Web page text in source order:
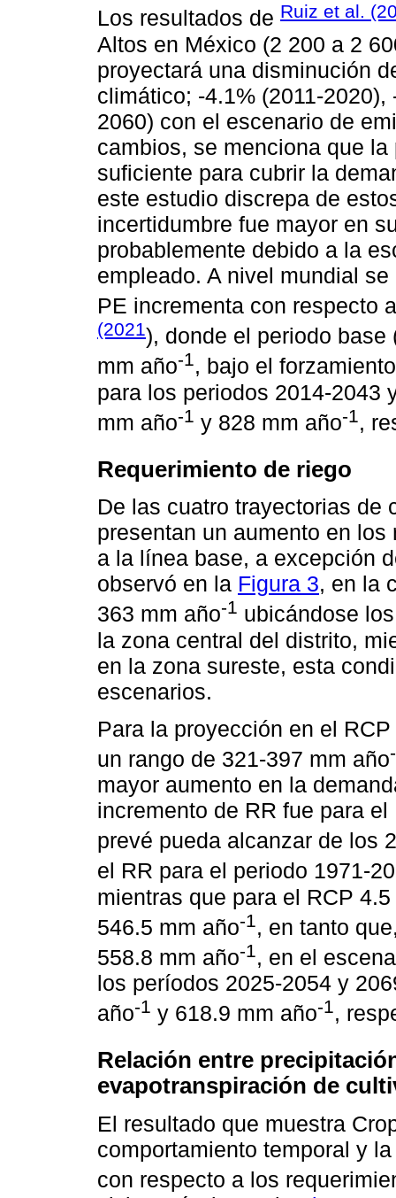
Los resultados de Ruiz et al.
Altos en México (2 200 a 2
proyectará una disminución
climático; -4.1% (2011-
2060) con el escenario de
cambios, se menciona que
suficiente para cubrir la
este estudio discrepa de
incertidumbre fue mayor en
probablemente debido a la
empleado. A nivel mundial
PE incrementa con respecto
(2021), donde el periodo base
mm año-1, bajo el
para los periodos 2014-2043
mm año-1 y 828 mm año-1,
Requerimiento de riego
De las cuatro trayectorias de
presentan un aumento en
a la línea base, a excepción
observó en la Figura 3, en la
363 mm año-1 ubicándose
la zona central del distrito,
en la zona sureste, esta
escenarios.
Para la proyección en el
un rango de 321-397 mm año
mayor aumento en la
incremento de RR fue para
prevé pueda alcanzar de los
el RR para el periodo 1971-
mientras que para el RCP
546.5 mm año-1, en tanto
558.8 mm año-1, en el
los períodos 2025-2054 y
año-1 y 618.9 mm año-1,
Relación entre
evapotranspiración de
El resultado que muestra
comportamiento temporal y
con respecto a los